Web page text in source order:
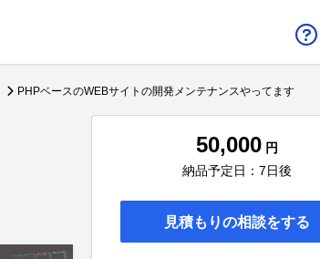
PHPベースのWEBサイトの開発メンテナンスやってます
50,000 円
納品予定日：7日後
見積もりの相談をする